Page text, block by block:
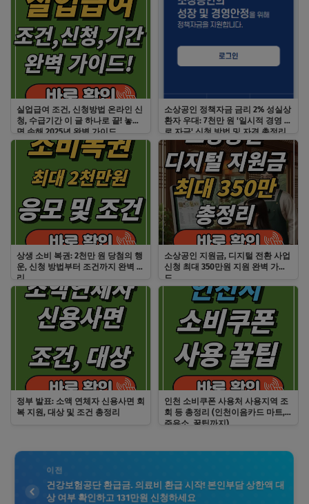
실업급여 조건, 신청방법 온라인 신
청, 수급기간 이 글 하나로 끝! 놓치
면 손해 2025년 완벽 가이드
소상공인 정책자금 금리 2% 성실상
환자 우대: 7천만 원 '일시적 경영 애
로 자금' 신청 방법 및 자격 총정리
상생 소비 복권: 2천만 원 당첨의 행
운, 신청 방법부터 조건까지 완벽 정
리
소상공인 지원금, 디지털 전환 사업
신청 최대 350만원 지원 완벽 가이
드
정부 발표: 소액 연체자 신용사면 회
복 지원, 대상 및 조건 총정리
인천 소비쿠폰 사용처 사용지역 조
회 등 총정리 (인천이음카드 마트,
주유소, 꿀팁까지)
이전
건강보험공단 환급금. 의료비 환급 시작! 본인부담 상한액 대
상 여부 확인하고 131만원 신청하세요